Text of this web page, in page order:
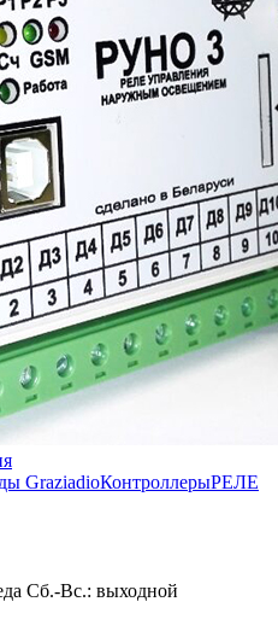
GraziadioКонтроллерыРЕЛЕ
Сб.-Вс.: выходной